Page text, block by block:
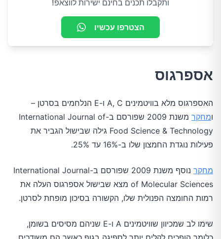
ותקבלו תכנים בחינם ישירות לווצאפ!
הצטרפו עכשיו
אספרגוס
האספרגוס מלא בוויטמינים A, C ו-E הנלחמים בסרטן –
ומחקר
משנת 2009 שפורסם ב-International Journal of
Food Science & Technology גילה שבישול הגביר את
פעילות נוגדת החמצון שלו ב-16% עד 25%.
מחקר
נוסף משנת 2009 שפורסם ב-International Journal
of Molecular Sciences מצא שבישול אספרגוס העלה את
רמות החומצה הפנולית שלו, הקשורה בסיכון מופחת לסרטן.
שימו לב שמכיוון שוויטמינים A ו-E שניהם מסיסים בשומן,